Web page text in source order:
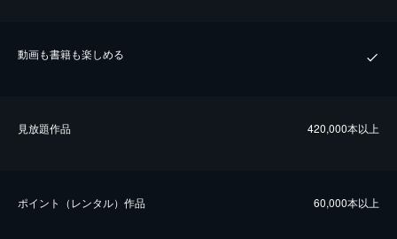
動画も書籍も楽しめる
⾒放題作品 420,000本以上
ポイント（レンタル）作品 60,000本以上